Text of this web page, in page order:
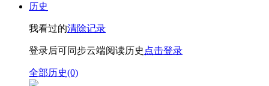
历史
我看过的清除记录
登录后可同步云端阅读历史 点击登录
全部历史(0)